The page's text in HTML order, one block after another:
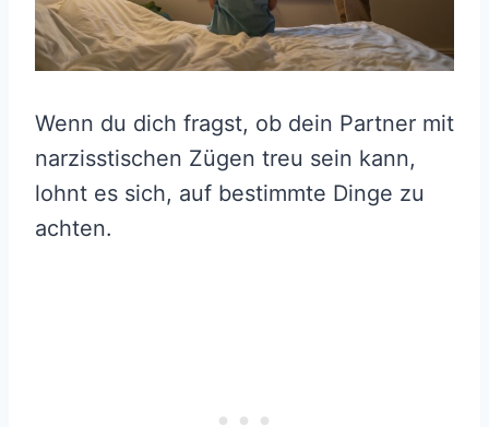
Wenn du dich fragst, ob dein Partner mit
narzisstischen Zügen treu sein kann,
lohnt es sich, auf bestimmte Dinge zu
achten.